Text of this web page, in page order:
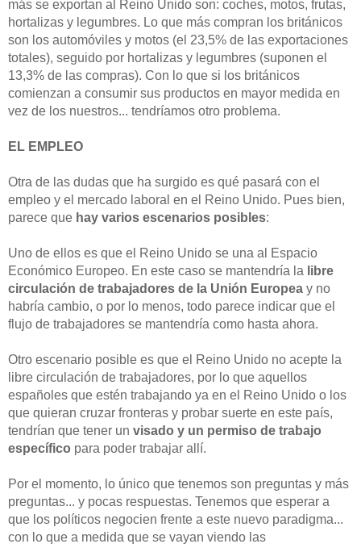
más se exportan al Reino Unido son: coches, motos, frutas,
hortalizas y legumbres. Lo que más compran los británicos
son los automóviles y motos (el 23,5% de las exportaciones
totales), seguido por hortalizas y legumbres (suponen el
13,3% de las compras). Con lo que si los británicos
comienzan a consumir sus productos en mayor medida en
vez de los nuestros... tendríamos otro problema.
EL EMPLEO
Otra de las dudas que ha surgido es qué pasará con el
empleo y el mercado laboral en el Reino Unido. Pues bien,
parece que hay varios escenarios posibles:
Uno de ellos es que el Reino Unido se una al Espacio
Económico Europeo. En este caso se mantendría la libre
circulación de trabajadores de la Unión Europea y no
habría cambio, o por lo menos, todo parece indicar que el
flujo de trabajadores se mantendría como hasta ahora.
Otro escenario posible es que el Reino Unido no acepte la
libre circulación de trabajadores, por lo que aquellos
españoles que estén trabajando ya en el Reino Unido o los
que quieran cruzar fronteras y probar suerte en este país,
tendrían que tener un visado y un permiso de trabajo
específico para poder trabajar allí.
Por el momento, lo único que tenemos son preguntas y más
preguntas... y pocas respuestas. Tenemos que esperar a
que los políticos negocien frente a este nuevo paradigma...
con lo que a medida que se vayan viendo las